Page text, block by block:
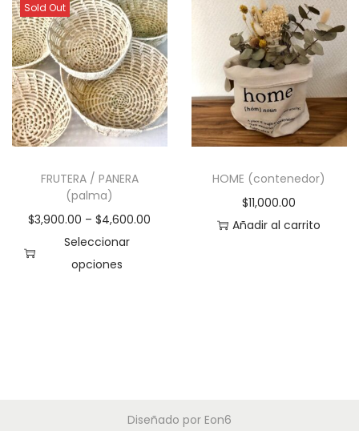
Sold Out
FRUTERA / PANERA
(palma)
$3,900.00 –$4,600.00
Seleccionar
opciones
HOME (contenedor)
$11,000.00
Añadir al carrito
Diseñado por Eon6